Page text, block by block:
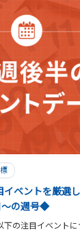
イベントを厳選
～の週号◆
下の注目イベント